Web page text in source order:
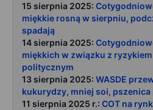
15 sierpnia 2025:
miękkie rosną w sierpniu,
spadają
14 sierpnia 2025:
miękkich w związku z
politycznym
13 sierpnia 2025: WASDE
kukurydzy, mniej soi, pszenica
11 sierpnia 2025 r.: COT na